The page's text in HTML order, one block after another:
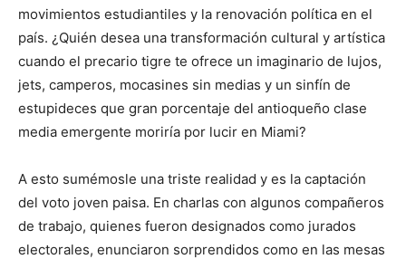
movimientos estudiantiles y la renovación política en el
país. ¿Quién desea una transformación cultural y artística
cuando el precario tigre te ofrece un imaginario de lujos,
jets, camperos, mocasines sin medias y un sinfín de
estupideces que gran porcentaje del antioqueño clase
media emergente moriría por lucir en Miami?
A esto sumémosle una triste realidad y es la captación
del voto joven paisa. En charlas con algunos compañeros
de trabajo, quienes fueron designados como jurados
electorales, enunciaron sorprendidos como en las mesas